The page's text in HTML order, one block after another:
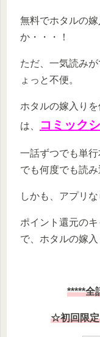
無料でホタルの
か・・・！
ただ、一気読み
ょっと不便。
ホタルの嫁入り
は、
コミック
一話ずつでも単
でも何度でも読み
しかも、アプリ
ポイント還元の
で、ホタルの嫁
*****全
☆初回限